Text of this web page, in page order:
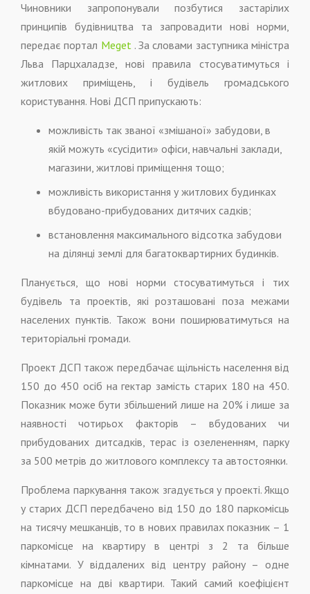
Чиновники запропонували позбутися застарілих
принципів будівництва та запровадити нові норми,
передає портал Meget. За словами заступника міністра
Льва Парцхаладзе, нові правила стосуватимуться і
житлових приміщень, і будівель громадського
користування. Нові ДСП припускають:
можливість так званої «змішаної» забудови, в
якій можуть «сусідити» офіси, навчальні заклади,
магазини, житлові приміщення тощо;
можливість використання у житлових будинках
вбудовано-прибудованих дитячих садків;
встановлення максимального відсотка забудови
на ділянці землі для багатоквартирних будинків.
Планується, що нові норми стосуватимуться і тих
будівель та проектів, які розташовані поза межами
населених пунктів. Також вони поширюватимуться на
територіальні громади.
Проект ДСП також передбачає щільність населення від
150 до 450 осіб на гектар замість старих 180 на 450.
Показник може бути збільшений лише на 20% і лише за
наявності чотирьох факторів – вбудованих чи
прибудованих дитсадків, терас із озелененням, парку
за 500 метрів до житлового комплексу та автостоянки.
Проблема паркування також згадується у проекті. Якщо
у старих ДСП передбачено від 150 до 180 паркомісць
на тисячу мешканців, то в нових правилах показник – 1
паркомісце на квартиру в центрі з 2 та більше
кімнатами. У віддалених від центру району – одне
паркомісце на дві квартири. Такий самий коефіцієнт